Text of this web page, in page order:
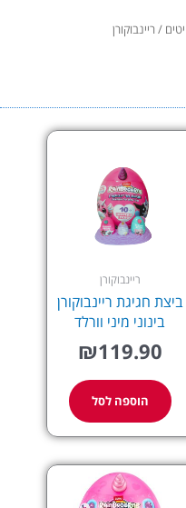
/ ריינבוקורן
ריינבוקורן
ביצת חגיגת ריינבוקורן
בינוני מיני וורלד
₪119.90
הוספה לסל